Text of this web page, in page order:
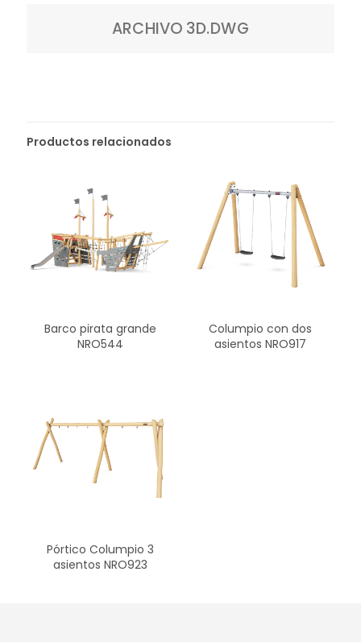
ARCHIVO 3D.DWG
Productos relacionados
Barco pirata grande
NRO544
Columpio con dos
asientos NRO917
Pórtico Columpio 3
asientos NRO923